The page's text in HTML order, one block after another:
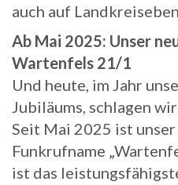
auch auf
Ab Mai 2025: Unser
Wartenfels 21/1
Und heute, im Jahr
Jubiläums, schlagen
Seit Mai 2025 ist unser
Funkrufname
ist das